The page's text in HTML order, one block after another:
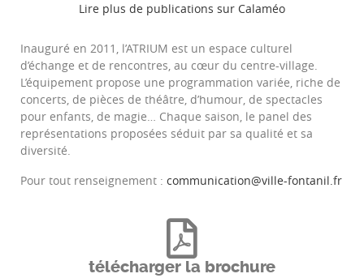
Lire plus de publications sur Calaméo
Inauguré en 2011, l’ATRIUM est un espace culturel
d’échange et de rencontres, au cœur du centre-village.
L’équipement propose une programmation variée, riche de
concerts, de pièces de théâtre, d’humour, de spectacles
pour enfants, de magie… Chaque saison, le panel des
représentations proposées séduit par sa qualité et sa
diversité.
Pour tout renseignement : communication@ville-fontanil.fr
télécharger la brochure